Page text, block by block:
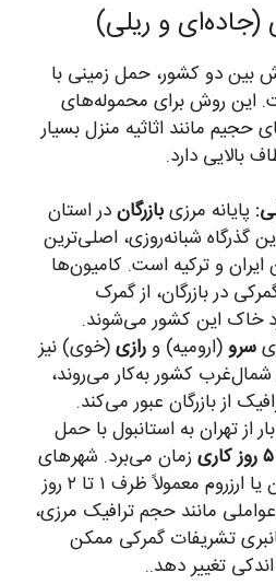
بین دو کشور، حمل زمینی با
این روش برای محموله‌های
مانند اثاثیه منزل بسیار
بالایی دارد.
پایانه مرزیبازرگاندر استان
گذرگاه شبانه‌روزی، اصلی‌ترین
ایران و ترکیه است. کامیون‌ها
در بازرگان، از گمرک
خاک این کشور می‌شوند.
سرو(ارومیه) ورازی(خوی) نیز
کشور به‌کار می‌روند،
از بازرگان عبور می‌کند.
از تهران به استانبول با حمل
زمان می‌برد. شهرهای
نزدیک‌تر مانند وان یا ارزروم معمولاً ظرف ۱ تا ۲ روز
مانند حجم ترافیک مرزی،
تشریفات گمرکی ممکن
تغییر دهد..